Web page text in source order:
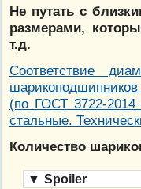
Не путать с
размерами,
т.д.
Соответствие
(по ГОСТ 3722-
стальные.
Количество
▼ Spoiler